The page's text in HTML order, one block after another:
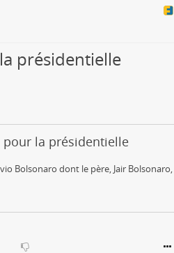
présidentielle
pour la présidentielle
Bolsonaro dont le père, Jair Bolsonaro,